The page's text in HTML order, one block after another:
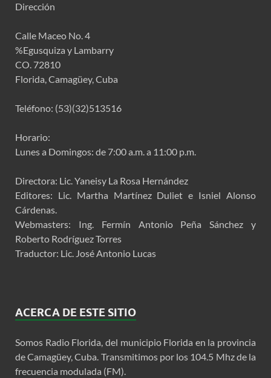
Dirección
Calle Maceo No. 4
%Egusquiza y Lambarry
CO. 72810
Florida, Camagüey, Cuba
Teléfono: (53)(32)513516
Horario:
Lunes a Domingos: de 7:00 a.m. a 11:00 p.m.
Directora: Lic. Yaneisy La Rosa Hernández
Editores: Lic. Martha Martínez Duliet e Isniel Alonso
Cárdenas.
Webmasters: Ing. Fermín Antonio Peña Sánchez y
Roberto Rodríguez Torres
Traductor: Lic. José Antonio Lucas
ACERCA DE ESTE SITIO
Somos Radio Florida, del municipio Florida en la provincia
de Camagüey, Cuba. Transmitimos por los 104.5 Mhz de la
frecuencia modulada (FM).